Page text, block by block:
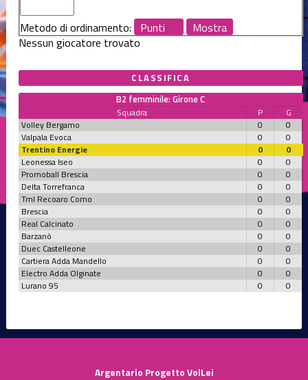
Metodo di ordinamento:
Nessun giocatore trovato
CLASSIFICA
B2 femminile: Girone C
Squadra P
G
Volley Bergamo
0
0
Valpala Evoca
0
0
Trentino Energie
0
0
Leonessa Iseo
0
0
Promoball Brescia
0
0
Delta Torrefranca
0
0
Tml Recoaro Como
0
0
Brescia
0
0
Real Calcinato
0
0
Barzanò
0
0
Duec Castelleone
0
0
Cartiera Adda Mandello
0
0
Electro Adda Olginate
0
0
Lurano 95
0 0
Argentario Progetto VolLei